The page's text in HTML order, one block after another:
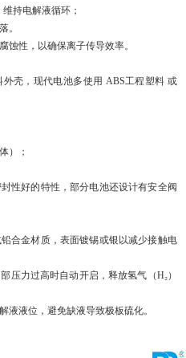
维持电解液循环；
。
蚀性，以确保离子传导效率。
壳，现代电池多使用 ABS工程塑料 或
）；
性好的特性，部分电池还设计有安全阀
合金材质，表面镀锡或银以减少接触电
压力过高时自动开启，释放氢气（H₂）
液液位，避免缺液导致极板硫化。